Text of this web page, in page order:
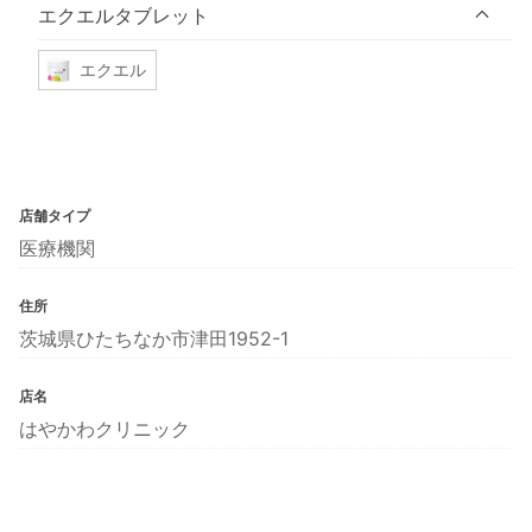
エクエルタブレット
エクエル
店舗タイプ
医療機関
住所
茨城県ひたちなか市津田1952-1
店名
はやかわクリニック